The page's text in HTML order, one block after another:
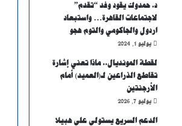
د. حمدوك يقود وفد “تقدم”
لاجتماعات القاهرة… واستبعاد
اردول والجاكومي والتوم هجو
يوليو 1, 2024
لقطة المونديال.. ماذا تعني إشارة
تقاطع الذراعين لـ(العميد) أمام
الأرجنتين
يوليو 7, 2026
الدعم السريع يستولى على هبيلا